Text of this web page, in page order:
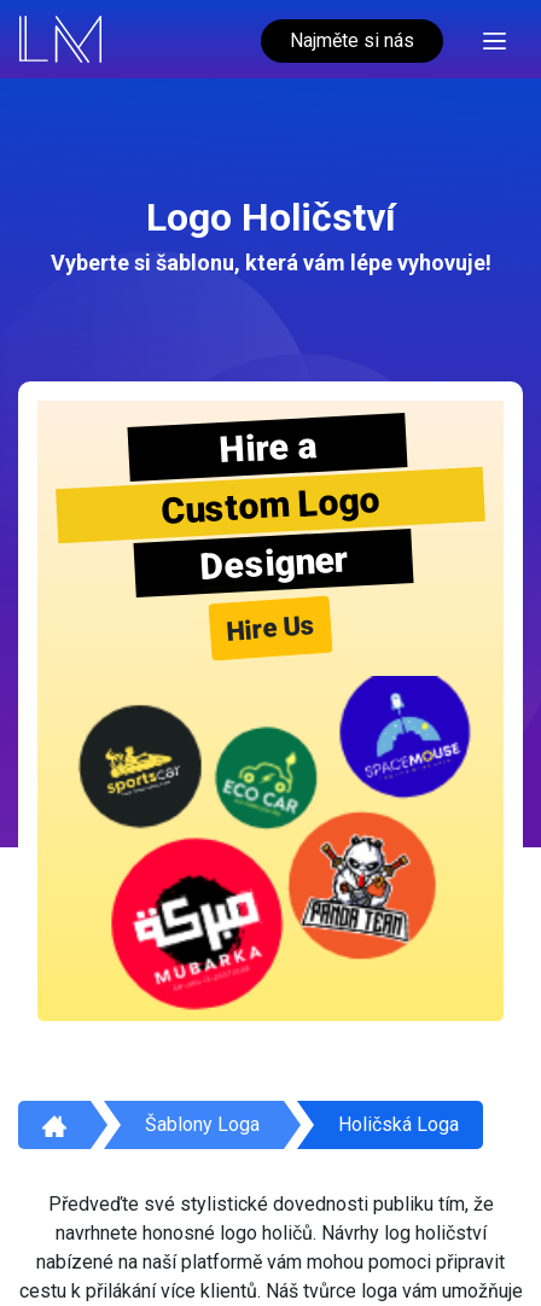
Najměte si nás
Logo Holičství
Vyberte si šablonu, která vám lépe vyhovuje!
Hire a
Custom Logo
Designer
Hire Us
Šablony Loga Holičská Loga
Předveďte své stylistické dovednosti publiku tím, že
navrhnete honosné logo holičů. Návrhy log holičství
nabízené na naší platformě vám mohou pomoci připravit
cestu k přilákání více klientů. Náš tvůrce loga vám umožňuje